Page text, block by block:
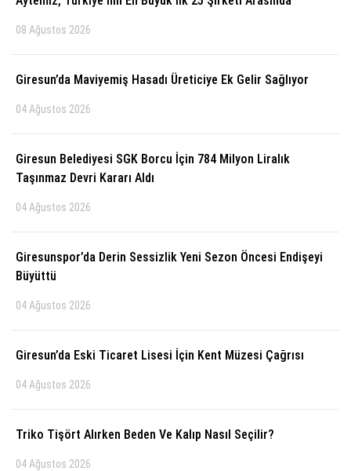
SAĞLIK
KÜLTÜR SANAT
08 Ağustos 2026
Giresun’da Maviyemiş Hasadı Üreticiye Ek Gelir Sağlıyor
04 Ağustos 2026
Giresun Belediyesi SGK Borcu İçin 784 Milyon Liralık
Taşınmaz Devri Kararı Aldı
04 Ağustos 2026
Giresunspor’da Derin Sessizlik Yeni Sezon Öncesi Endişeyi
Büyüttü
04 Ağustos 2026
Giresun’da Eski Ticaret Lisesi İçin Kent Müzesi Çağrısı
04 Ağustos 2026
Triko Tişört Alırken Beden Ve Kalıp Nasıl Seçilir?
04 Ağustos 2026